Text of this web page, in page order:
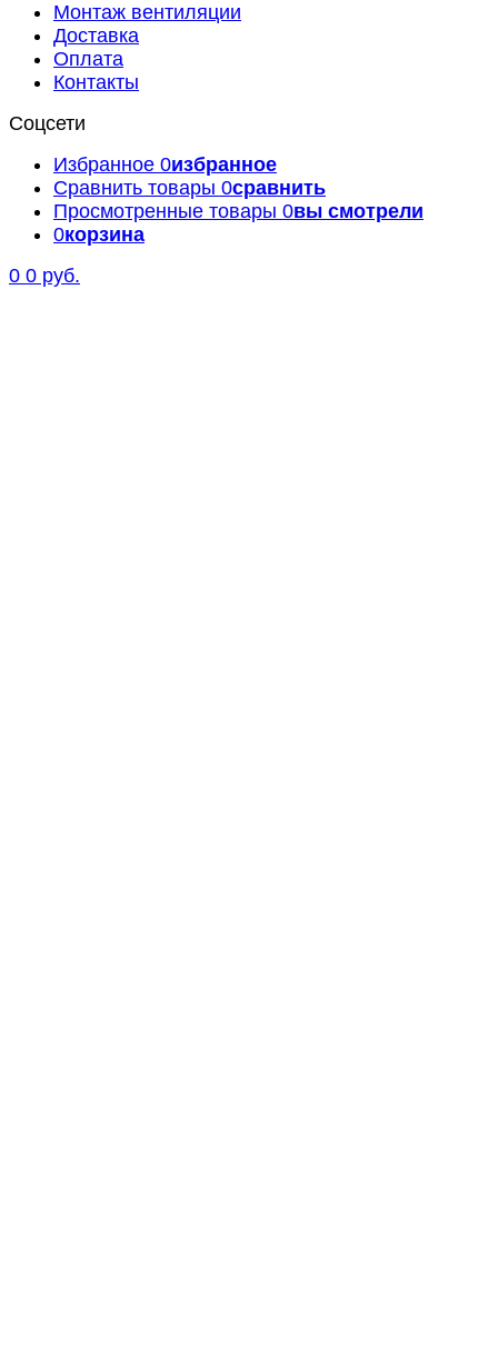
Монтаж вентиляции
Доставка
Оплата
Контакты
Соцсети
Избранное 0избранное
Сравнить товары 0сравнить
Просмотренные товары 0вы смотрели
0корзина
0 0 руб.